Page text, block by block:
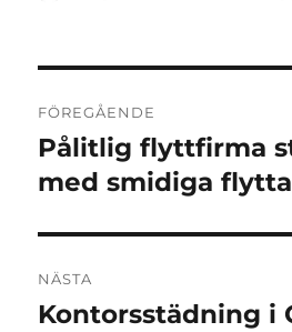
FÖREGÅENDE
Föregående
inlägg:
Pålitlig flyttfirma
med smidiga
NÄSTA
Nästa
Kontorsstädning i